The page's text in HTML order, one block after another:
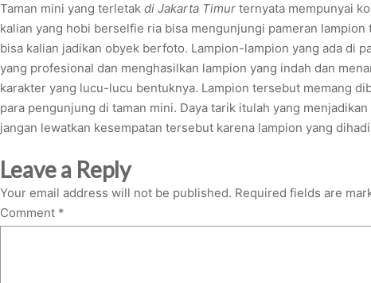
Taman mini yang terletak di Jakarta Timur ternyata mempunyai
kalian yang hobi berselfie ria bisa mengunjungi pameran lampion
bisa kalian jadikan obyek berfoto. Lampion-lampion yang ada di
yang profesional dan menghasilkan lampion yang indah dan
karakter yang lucu-lucu bentuknya. Lampion tersebut memang
para pengunjung di taman mini. Daya tarik itulah yang
jangan lewatkan kesempatan tersebut karena lampion yang
Leave a Reply
Your email address will not be published. Required fields are
Comment *